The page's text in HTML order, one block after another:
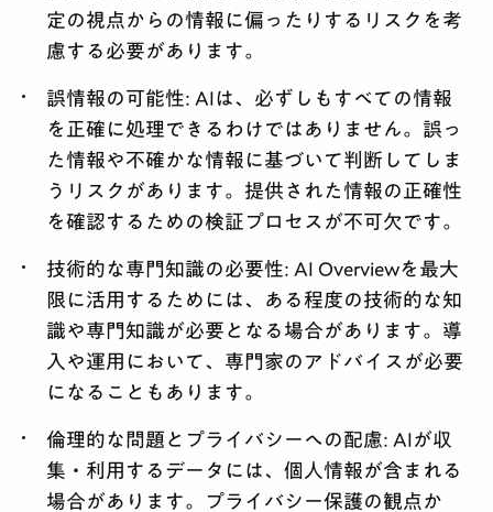
定の視点からの情報に偏ったりするリスクを考
慮する必要があります。
誤情報の可能性: AIは、必ずしもすべての情報
を正確に処理できるわけではありません。誤っ
た情報や不確かな情報に基づいて判断してしま
うリスクがあります。提供された情報の正確性
を確認するための検証プロセスが不可欠です。
技術的な専門知識の必要性: AI Overviewを最大
限に活用するためには、ある程度の技術的な知
識や専門知識が必要となる場合があります。導
入や運用において、専門家のアドバイスが必要
になることもあります。
倫理的な問題とプライバシーへの配慮: AIが収
集・利用するデータには、個人情報が含まれる
場合があります。プライバシー保護の観点か